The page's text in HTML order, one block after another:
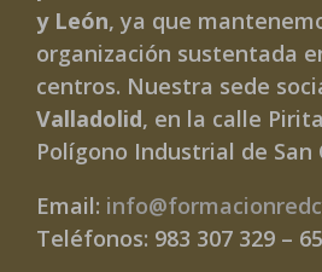
y León, ya que
organización sustentada
centros. Nuestra sede
Valladolid, en la calle
Polígono Industrial de San
Email:
Teléfonos: 983 307 329 –